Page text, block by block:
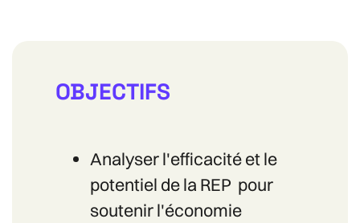
OBJECTIFS
Analyser l'efficacité et le
potentiel de la REP pour
soutenir l'économie